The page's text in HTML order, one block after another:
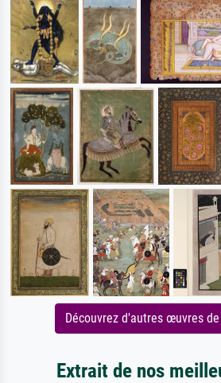
Découvrez d'autres œuvres
Extrait de nos